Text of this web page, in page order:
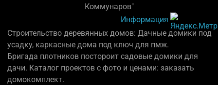
Коммунаров"
Информация
Строительство деревянных домов: Дачные домики под
усадку, каркасные дома под ключ для пмж.
Бригада плотников постороит садовые домики для
дачи. Каталог проектов с фото и ценами: заказать
домокомплект.